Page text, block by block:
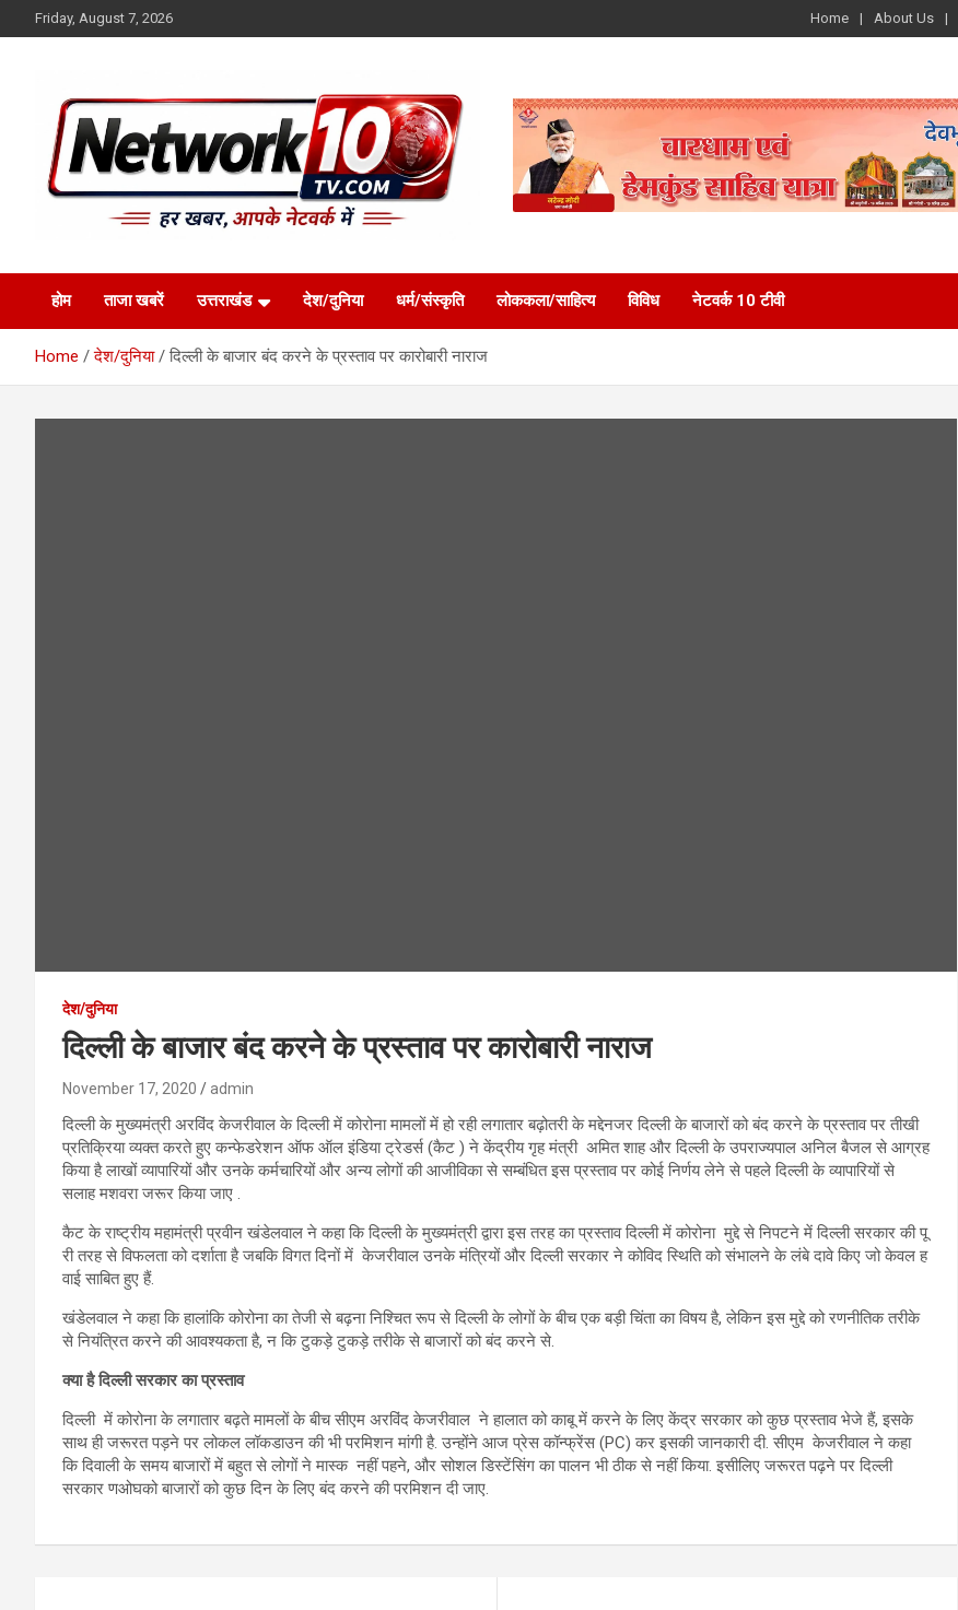
to
Friday, August 7, 2026 Home About Us
Network10tv
होम ताजा खबरें उत्तराखंड देश/दुनिया धर्म/संस्कृति लोककला/साहित्य विविध नेटवर्क 10 टीवी
Home देश/दुनिया दिल्ली के बाजार बंद करने के प्रस्ताव पर कारोबारी नाराज
देश/दुनिया
दिल्ली के बाजार बंद करने के प्रस्ताव पर कारोबारी नाराज
November 17, 2020 admin
दिल्ली के मुख्यमंत्री अरविंद केजरीवाल के दिल्ली में कोरोना मामलों में हो रही लगातार बढ़ोतरी के मद्देनजर दिल्ली के बाजारों को बंद करने के प्रस्ताव पर तीखी
प्रतिक्रिया व्यक्त करते हुए कन्फेडरेशन ऑफ ऑल इंडिया ट्रेडर्स (कैट ) ने केंद्रीय गृह मंत्री अमित शाह और दिल्ली के उपराज्यपाल अनिल बैजल से आग्रह
किया है लाखों व्यापारियों और उनके कर्मचारियों और अन्य लोगों की आजीविका से सम्बंधित इस प्रस्ताव पर कोई निर्णय लेने से पहले दिल्ली के व्यापारियों से
सलाह मशवरा जरूर किया जाए .
कैट के राष्ट्रीय महामंत्री प्रवीन खंडेलवाल ने कहा कि दिल्ली के मुख्यमंत्री द्वारा इस तरह का प्रस्ताव दिल्ली में कोरोना मुद्दे से निपटने में दिल्ली सरकार की पू
री तरह से विफलता को दर्शाता है जबकि विगत दिनों में केजरीवाल उनके मंत्रियों और दिल्ली सरकार ने कोविद स्थिति को संभालने के लंबे दावे किए जो केवल ह
वाई साबित हुए हैं.
खंडेलवाल ने कहा कि हालांकि कोरोना का तेजी से बढ़ना निश्चित रूप से दिल्ली के लोगों के बीच एक बड़ी चिंता का विषय है, लेकिन इस मुद्दे को रणनीतिक तरीके
से नियंत्रित करने की आवश्यकता है, न कि टुकड़े टुकड़े तरीके से बाजारों को बंद करने से.
क्या है दिल्ली सरकार का प्रस्ताव
दिल्ली में कोरोना के लगातार बढ़ते मामलों के बीच सीएम अरविंद केजरीवाल ने हालात को काबू में करने के लिए केंद्र सरकार को कुछ प्रस्ताव भेजे हैं, इसके
साथ ही जरूरत पड़ने पर लोकल लॉकडाउन की भी परमिशन मांगी है. उन्होंने आज प्रेस कॉन्फ्रेंस (PC) कर इसकी जानकारी दी. सीएम केजरीवाल ने कहा
कि दिवाली के समय बाजारों में बहुत से लोगों ने मास्क नहीं पहने, और सोशल डिस्टेंसिंग का पालन भी ठीक से नहीं किया. इसीलिए जरूरत पढ़ने पर दिल्ली
सरकार णओघको बाजारों को कुछ दिन के लिए बंद करने की परमिशन दी जाए.